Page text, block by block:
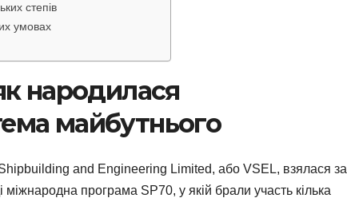
степів
умовах
народилася
майбутнього
and Engineering Limited, або VSEL, взялася за
міжнародна програма SP70, у якій брали участь кілька